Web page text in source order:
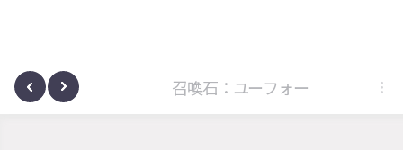
サノヴァ 召喚石：ユーフォー